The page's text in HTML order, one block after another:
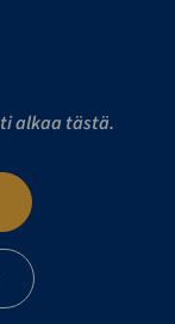
alkaa tästä.